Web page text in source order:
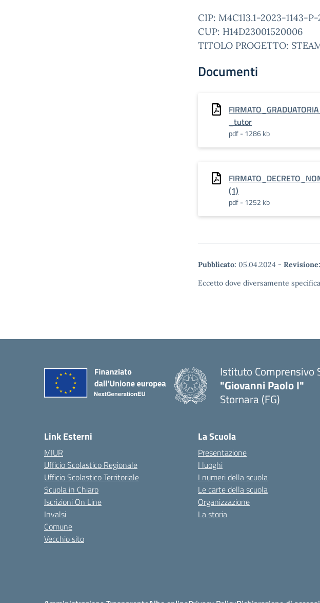
CIP: M4C1I3.1-2023-1143-P-
CUP: H14D23001520006
TITOLO PROGETTO:
Documenti
_tutor
pdf - 1286 kb
(1)
pdf - 1252 kb
Pubblicato: 05.04.2024 - Revisione:
Eccetto dove diversamente
Istituto Comprensivo
"Giovanni Paolo I"
Stornara (FG)
Link Esterni
MIUR
Ufficio Scolastico Regionale
Ufficio Scolastico Territoriale
Scuola in Chiaro
Iscrizioni On Line
Invalsi
Comune
Vecchio sito
La Scuola
Presentazione
I luoghi
I numeri della scuola
Le carte della scuola
Organizzazione
La storia